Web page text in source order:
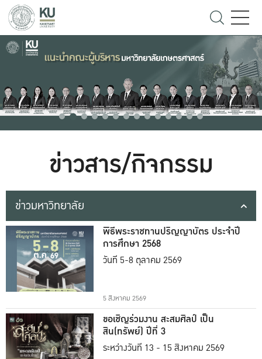
ข่าวสาร/กิจกรรม
ข่าวมหาวิทยาลัย
พิธีพระราชทานปริญญาบัตร ประจำปี
การศึกษา 2568
วันที่ 5-8 ตุลาคม 2569
5 สิงหาคม 2569
ขอเชิญร่วมงาน สะสมศิลป์ เป็น
สิน(ทรัพย์) ปีที่ 3
ระหว่างวันที่ 13 - 15 สิงหาคม 2569